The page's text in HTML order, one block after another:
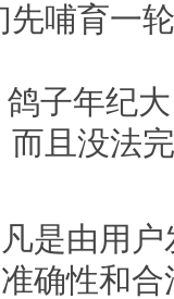
先哺育一
年纪大
而且没法
是由用
确性和